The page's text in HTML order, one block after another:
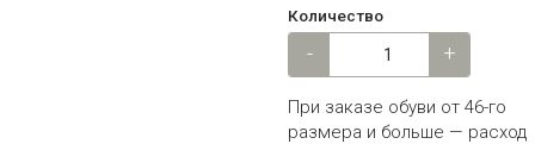
Количество
+
- Количество
При заказе обуви от 46-го
размера и больше — расход